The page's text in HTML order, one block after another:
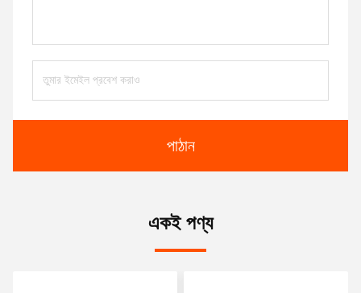
পাঠান
একই পণ্য